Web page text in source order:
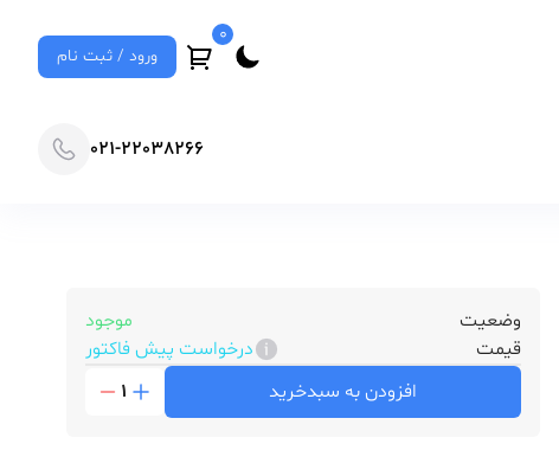
0
ورود / ثبت نام
021-22038266
وضعیت
موجود
قیمت
درخواست پیش فاکتور
افزودن به سبدخرید
1